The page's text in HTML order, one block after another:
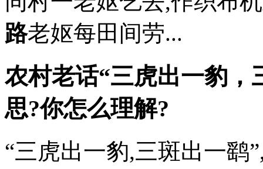
路老妪每田间劳...
农村老话“三虎出一豹，
思?你怎么理解?
“三虎出一豹,三斑出一鹞